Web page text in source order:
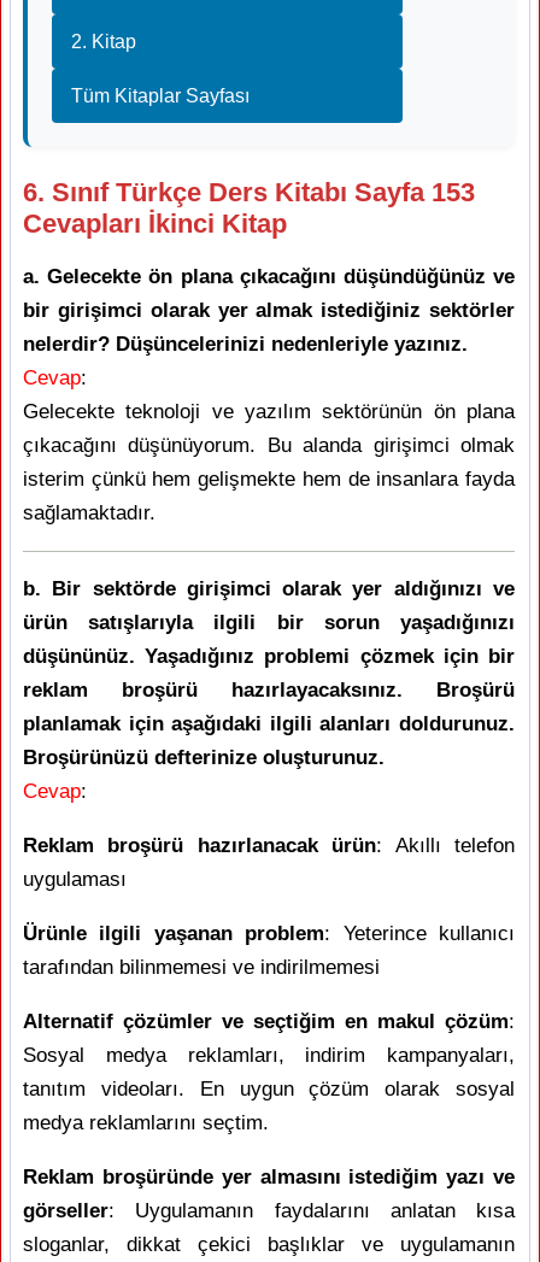
2. Kitap
Tüm Kitaplar Sayfası
6. Sınıf Türkçe Ders Kitabı Sayfa 153
Cevapları İkinci Kitap
a. Gelecekte ön plana çıkacağını düşündüğünüz ve
bir girişimci olarak yer almak istediğiniz sektörler
nelerdir? Düşüncelerinizi nedenleriyle yazınız.
Cevap:
Gelecekte teknoloji ve yazılım sektörünün ön plana
çıkacağını düşünüyorum. Bu alanda girişimci olmak
isterim çünkü hem gelişmekte hem de insanlara fayda
sağlamaktadır.
b. Bir sektörde girişimci olarak yer aldığınızı ve
ürün satışlarıyla ilgili bir sorun yaşadığınızı
düşününüz. Yaşadığınız problemi çözmek için bir
reklam broşürü hazırlayacaksınız. Broşürü
planlamak için aşağıdaki ilgili alanları doldurunuz.
Broşürünüzü defterinize oluşturunuz.
Cevap:
Reklam broşürü hazırlanacak ürün: Akıllı telefon
uygulaması
Ürünle ilgili yaşanan problem: Yeterince kullanıcı
tarafından bilinmemesi ve indirilmemesi
Alternatif çözümler ve seçtiğim en makul çözüm:
Sosyal medya reklamları, indirim kampanyaları,
tanıtım videoları. En uygun çözüm olarak sosyal
medya reklamlarını seçtim.
Reklam broşüründe yer almasını istediğim yazı ve
görseller: Uygulamanın faydalarını anlatan kısa
sloganlar, dikkat çekici başlıklar ve uygulamanın